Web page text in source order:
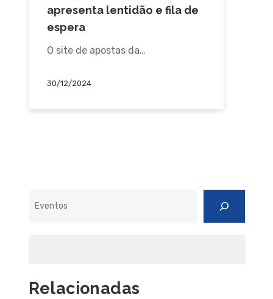
apresenta lentidão e fila de
espera
O site de apostas da…
30/12/2024
Relacionadas